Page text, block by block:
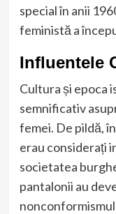
special în anii
feministă a
Influentele
Cultura și epoca
semnificativ
femei. De pildă,
erau considerați
societatea
pantalonii au